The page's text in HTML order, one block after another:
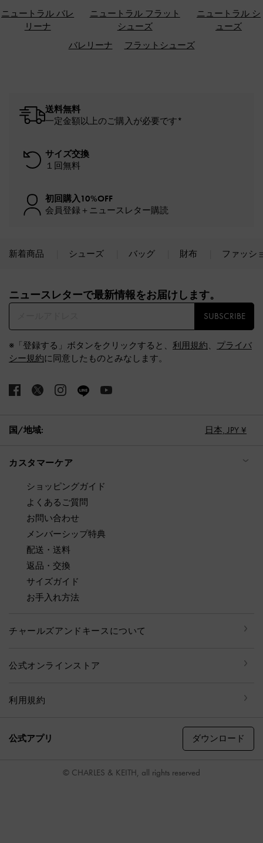
ニュートラル バレ
リーナ
ニュートラル フラット
シューズ
ニュートラル シ
ューズ
バレリーナ
フラットシューズ
送料無料
一定金額以上のご購入が必要です*
サイズ交換
１回無料
初回購入10%OFF
会員登録＋ニュースレター購読
新着商品 シューズ バッグ 財布 ファッシ
ニュースレターで最新情報をお届けします。​
SUBSCRIBE
※「登録する」ボタンをクリックすると、 利用規約、 プライバ
シー規約に同意したものとみなします。
国/地域: 日本, JPY ¥
カスタマーケア
ショッピングガイド
よくあるご質問
お問い合わせ
メンバーシップ特典
配送・送料
返品・交換
サイズガイド
お手入れ方法
チャールズアンドキースについて
公式オンラインストア
利用規約
公式アプリ ダウンロード
© CHARLES & KEITH, all rights reserved